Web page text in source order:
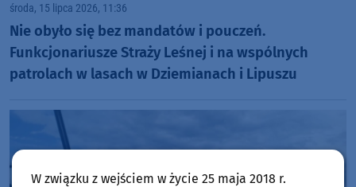
środa, 15 lipca 2026, 11:36
Nie obyło się bez mandatów i pouczeń.
Funkcjonariusze Straży Leśnej i na wspólnych
patrolach w lasach w Dziemianach i Lipuszu
W związku z wejściem w życie 25 maja 2018 r.